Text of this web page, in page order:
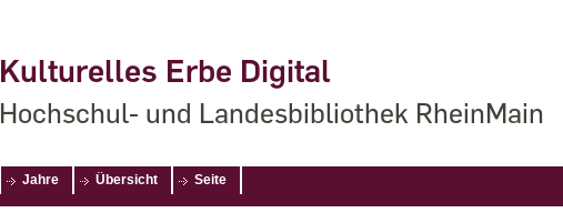
Kulturelles Erbe Digital
Hochschul- und Landesbibliothek RheinMain
Jahre Übersicht Seite